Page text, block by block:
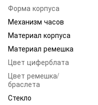
Форма корпуса
Механизм часов
Материал корпуса
Материал ремешка
Цвет циферблата
Цвет ремешка/
браслета
Стекло